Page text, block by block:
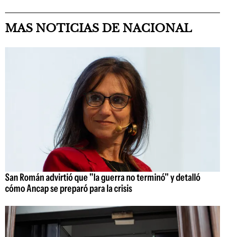
MAS NOTICIAS DE NACIONAL
San Román advirtió que "la guerra no terminó" y detalló
cómo Ancap se preparó para la crisis